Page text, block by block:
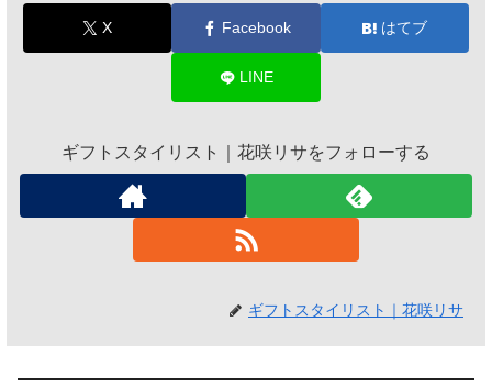
X Facebook はてブ
LINE
ギフトスタイリスト｜花咲リサをフォローする
ギフトスタイリスト｜花咲リサ